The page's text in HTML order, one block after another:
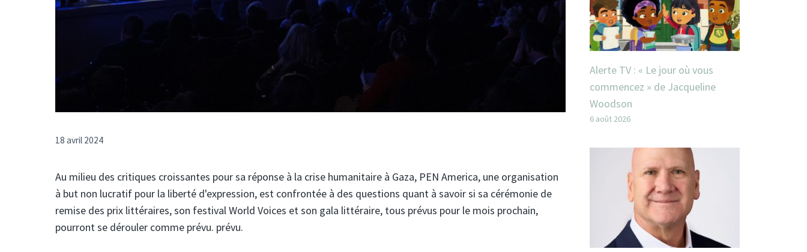
18 avril 2024
Au milieu des critiques croissantes pour sa réponse à la crise humanitaire à Gaza, PEN America, une organisation
à but non lucratif pour la liberté d'expression, est confrontée à des questions quant à savoir si sa cérémonie de
remise des prix littéraires, son festival World Voices et son gala littéraire, tous prévus pour le mois prochain,
pourront se dérouler comme prévu. prévu.
Alerte TV : « Le jour où vous
commencez » de Jacqueline
Woodson
6 août 2026